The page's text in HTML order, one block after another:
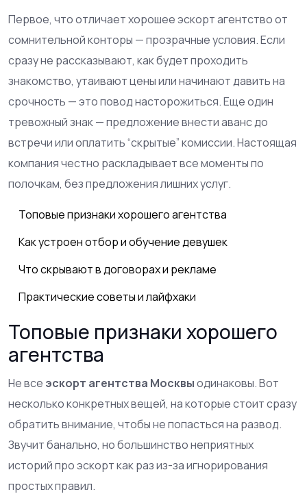
Первое, что отличает хорошее эскорт агентство от
сомнительной конторы — прозрачные условия. Если
сразу не рассказывают, как будет проходить
знакомство, утаивают цены или начинают давить на
срочность — это повод насторожиться. Еще один
тревожный знак — предложение внести аванс до
встречи или оплатить “скрытые” комиссии. Настоящая
компания честно раскладывает все моменты по
полочкам, без предложения лишних услуг.
Топовые признаки хорошего агентства
Как устроен отбор и обучение девушек
Что скрывают в договорах и рекламе
Практические советы и лайфхаки
Топовые признаки хорошего
агентства
Не все эскорт агентства Москвыодинаковы. Вот
несколько конкретных вещей, на которые стоит сразу
обратить внимание, чтобы не попасться на развод.
Звучит банально, но большинство неприятных
историй про эскорт как раз из-за игнорирования
простых правил.